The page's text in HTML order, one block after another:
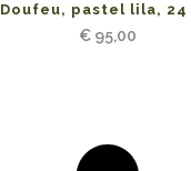
Doufeu, pastel lila, 24
€ 95,00